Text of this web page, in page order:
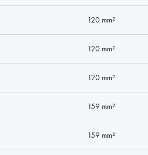
120 mm²
120 mm²
120 mm²
159 mm²
159 mm²